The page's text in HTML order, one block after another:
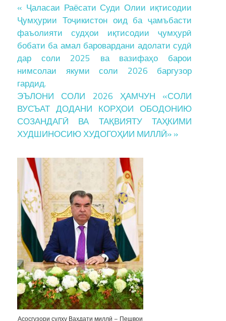
Post
navigation
« Ҷаласаи Раёсати Суди Олии иқтисодии
Ҷумҳурии Тоҷикистон оид ба ҷамъбасти
фаъолияти судҳои иқтисодии ҷумҳурӣ
бобати ба амал баровардани адолати судӣ
дар соли 2025 ва вазифаҳо барои
нимсолаи якуми соли 2026 баргузор
гардид.
ЭЪЛОНИ СОЛИ 2026 ҲАМЧУН «СОЛИ
ВУСЪАТ ДОДАНИ КОРҲОИ ОБОДОНИЮ
СОЗАНДАГӢ ВА ТАҚВИЯТУ ТАҲКИМИ
ХУДШИНОСИЮ ХУДОГОҲИИ МИЛЛӢ» »
Асосгузори сулҳу Ваҳдати миллӣ – Пешвои